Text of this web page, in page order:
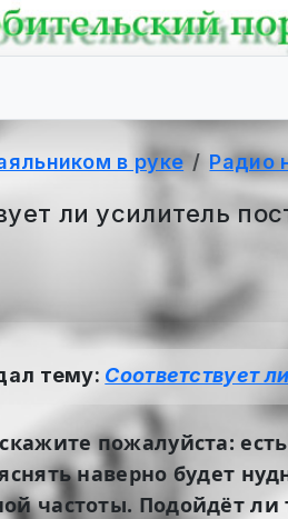
в руке Радио
ли усилитель
тему: Соответствует
пожалуйста:
наверно будет
частоты. Подойдёт